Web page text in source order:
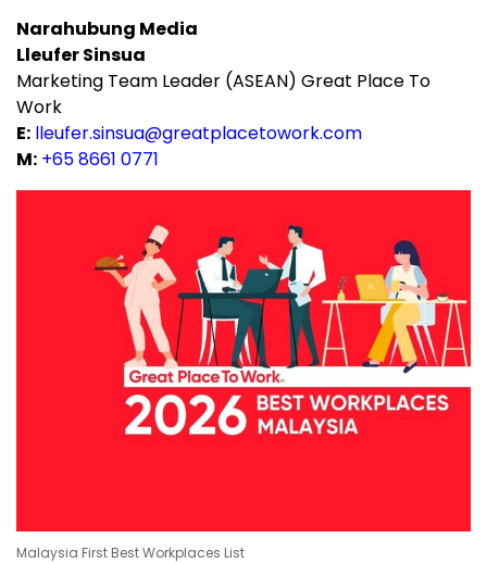
Narahubung Media
Lleufer Sinsua
Marketing Team Leader (ASEAN) Great Place To
Work
E: lleufer.sinsua@greatplacetowork.com
M: +65 8661 0771
Malaysia First Best Workplaces List